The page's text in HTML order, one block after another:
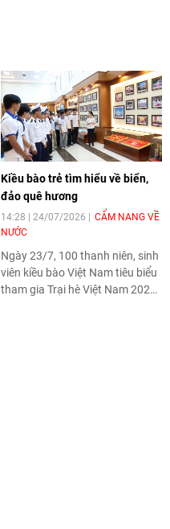
Kiều bào trẻ tìm hiểu về biển,
đảo quê hương
14:28 | 24/07/2026
CẨM NANG VỀ
NƯỚC
Ngày 23/7, 100 thanh niên, sinh
viên kiều bào Việt Nam tiêu biểu
tham gia Trại hè Việt Nam 2026